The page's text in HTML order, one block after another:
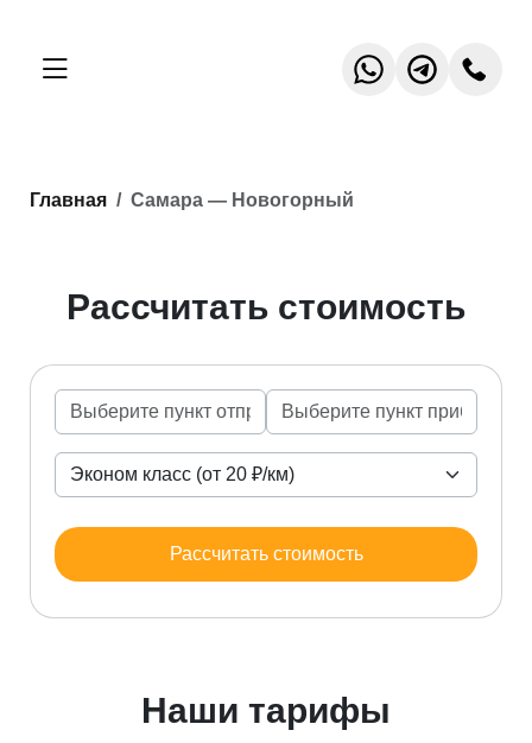
Главная Самара — Новогорный
Рассчитать стоимость
Рассчитать стоимость
Наши тарифы